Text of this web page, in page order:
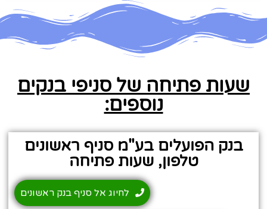
שעות פתיחה של סניפי בנקים
נוספים:
בנק הפועלים בע"מ סניף ראשונים
טלפון, שעות פתיחה
לחיוג אל סניף בנק ראשונים